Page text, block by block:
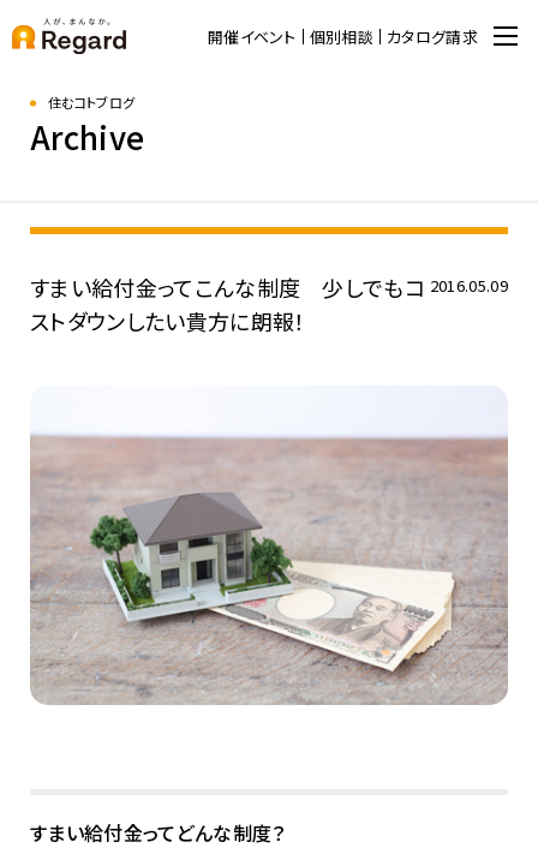
開催イベント 個別相談 カタログ請求
住むコトブログ
Archive
すまい給付金ってこんな制度 少しでもコ
ストダウンしたい貴方に朗報！
2016.05.09
すまい給付金ってどんな制度？